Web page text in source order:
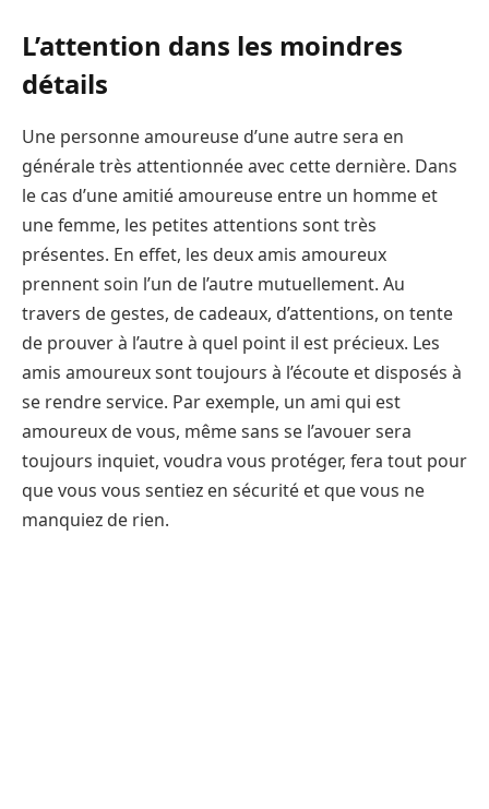
L’attention dans les moindres
détails
Une personne amoureuse d’une autre sera en
générale très attentionnée avec cette dernière. Dans
le cas d’une amitié amoureuse entre un homme et
une femme, les petites attentions sont très
présentes. En effet, les deux amis amoureux
prennent soin l’un de l’autre mutuellement. Au
travers de gestes, de cadeaux, d’attentions, on tente
de prouver à l’autre à quel point il est précieux. Les
amis amoureux sont toujours à l’écoute et disposés à
se rendre service. Par exemple, un ami qui est
amoureux de vous, même sans se l’avouer sera
toujours inquiet, voudra vous protéger, fera tout pour
que vous vous sentiez en sécurité et que vous ne
manquiez de rien.